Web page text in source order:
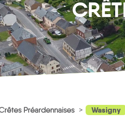
Préardennaises Wasigny